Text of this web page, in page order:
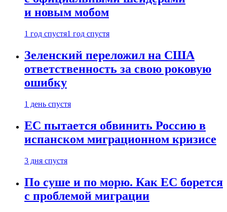
и новым мобом
1 год спустя1 год спустя
Зеленский переложил на США
ответственность за свою роковую
ошибку
1 день спустя
ЕС пытается обвинить Россию в
испанском миграционном кризисе
3 дня спустя
По суше и по морю. Как ЕС борется
с проблемой миграции